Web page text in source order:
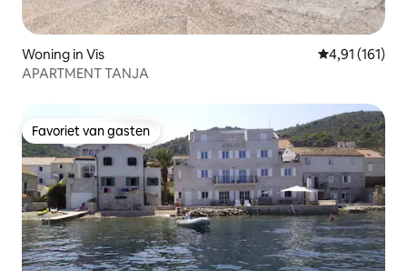
Woning in Vis Gemiddelde
4,91 (161)
APARTMENT TANJA
Favoriet van gasten
Favoriet van gasten